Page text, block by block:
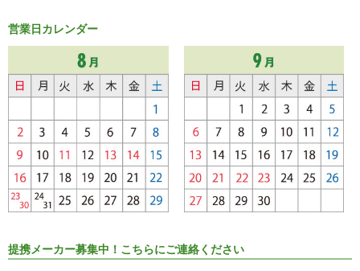
営業日カレンダー
提携メーカー募集中！こちらにご連絡ください